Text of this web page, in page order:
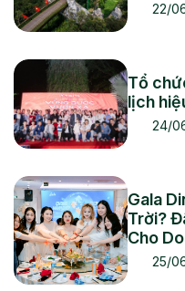
22/
Tổ
lịch
24/
Gala
Trời?
Cho
25/